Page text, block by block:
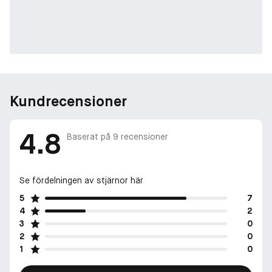
Kundrecensioner
4.8 Baserat på 9 recensioner
Se fördelningen av stjärnor här
5
7
4
2
3
0
2
0
1
0